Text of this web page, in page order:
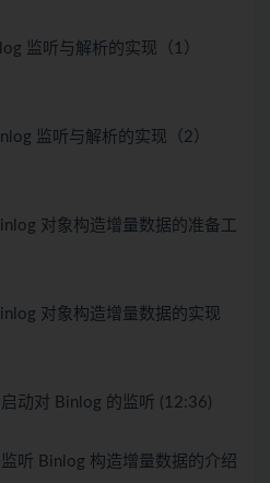
监听与解析的实现（1）
监听与解析的实现（2）
对象构造增量数据的准备工
对象构造增量数据的实现
动对 Binlog 的监听 (12:36)
听 Binlog 构造增量数据的介绍